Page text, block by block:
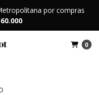
por compras
0